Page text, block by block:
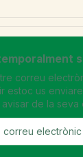
correu
estoc us
de la seva